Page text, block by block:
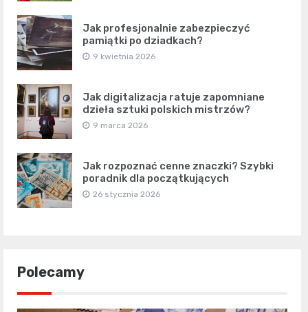
Jak profesjonalnie zabezpieczyć
pamiątki po dziadkach?
9 kwietnia 2026
Jak digitalizacja ratuje zapomniane
dzieła sztuki polskich mistrzów?
9 marca 2026
Jak rozpoznać cenne znaczki? Szybki
poradnik dla początkujących
26 stycznia 2026
Polecamy